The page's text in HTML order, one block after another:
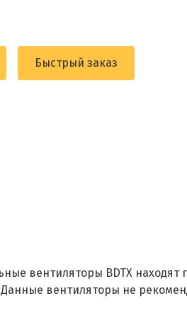
Быстрый заказ
вентиляторы BDTX находят
вентиляторы не